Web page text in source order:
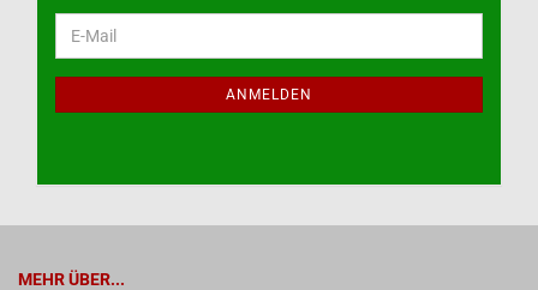
ZUR
E-
Mail
ANMELDEN
MEHR ÜBER...